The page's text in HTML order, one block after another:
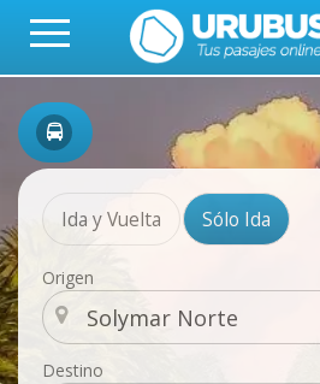
Ida y Vuelta Sólo Ida
Origen
Destino